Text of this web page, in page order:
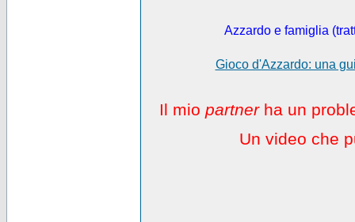
Azzardo e famiglia
Gioco d'Azzardo: una
Il mio partnerha un
Un video che